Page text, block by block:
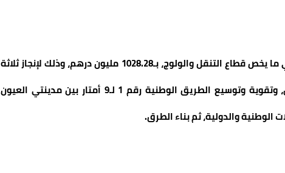
ساهم مجلس جهة الداخلة – وادي الذهب، في ما يخص قطاع التنقل والولوج، بـ1028.28 مليون درهم، وذلك لإنجاز ثلاثة
مشاريع: مشروع الطريق السريع تزنيت-العيون، وتقوية وتوسيع الطريق الوطنية رقم 1 لـ9 أمتار بين مدينتي العيون
الوطنية والدولية، ثم بناء الطرق.